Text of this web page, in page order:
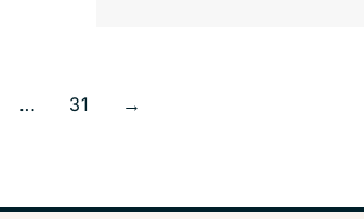
… 31 →